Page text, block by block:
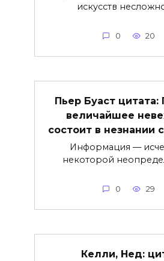
искусств
0 20
Пьер Буаст цитата:
величайшее
состоит в незнании
Информация —
некоторой
0 29
Келли, Нед: